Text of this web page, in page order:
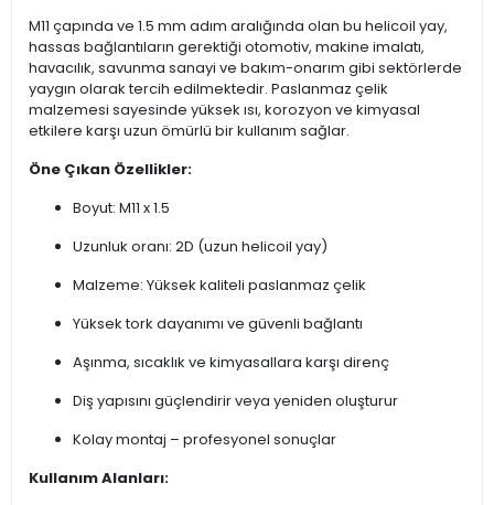
M11 çapında ve 1.5 mm adım aralığında olan bu helicoil yay,
hassas bağlantıların gerektiği otomotiv, makine imalatı,
havacılık, savunma sanayi ve bakım-onarım gibi sektörlerde
yaygın olarak tercih edilmektedir. Paslanmaz çelik
malzemesi sayesinde yüksek ısı, korozyon ve kimyasal
etkilere karşı uzun ömürlü bir kullanım sağlar.
Öne Çıkan Özellikler:
Boyut: M11 x 1.5
Uzunluk oranı: 2D (uzun helicoil yay)
Malzeme: Yüksek kaliteli paslanmaz çelik
Yüksek tork dayanımı ve güvenli bağlantı
Aşınma, sıcaklık ve kimyasallara karşı direnç
Diş yapısını güçlendirir veya yeniden oluşturur
Kolay montaj – profesyonel sonuçlar
Kullanım Alanları: